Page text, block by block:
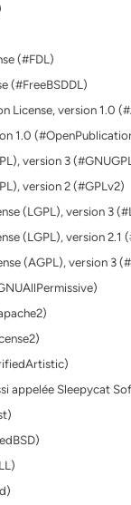
(#FDL)
(#FreeBSDDL)
License, version 1.0
1.0
version 3
version 2 (#GPLv2)
(LGPL), version 3
(LGPL), version 2.1
(AGPL), version 3
appelée Sleepycat